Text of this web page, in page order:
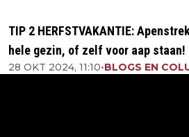
TIP 2 HERFSTVAKANTIE:
hele gezin, of zelf voor aap staan!
28 OKT 2024, 11:10•BLOGS EN